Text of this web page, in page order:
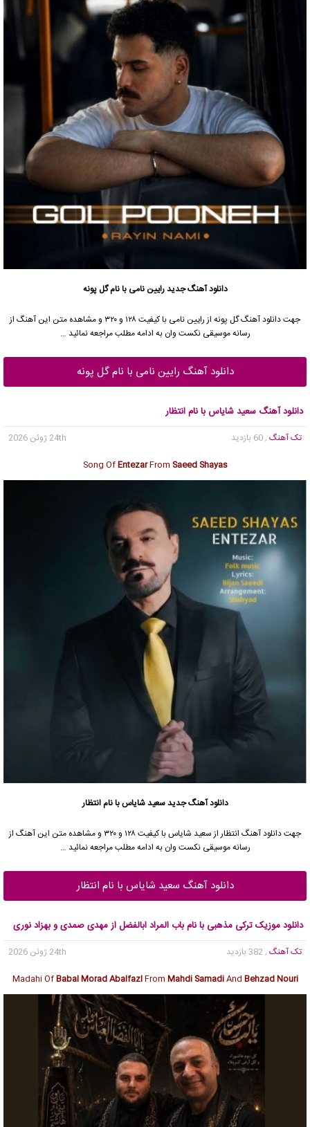
دانلود آهنگ جدیدرایین نامی با نام گل پونه
جهت دانلود آهنگ گل پونه از رایین نامی با کیفیت ۱۲۸ و ۳۲۰ و مشاهده متن این آهنگ از
رسانه موسیقی نکست وان به ادامه مطلب مراجعه نمائید …
دانلود آهنگ رایین نامی با نام گل پونه
دانلود آهنگ سعید شایاس با نام انتظار
تک آهنگ , 60 بازدید
24th ژوئن 2026
Song OfEntezarFrom Saeed Shayas
دانلود آهنگ جدیدسعید شایاس با نام انتظار
جهت دانلود آهنگ انتظار از سعید شایاس با کیفیت ۱۲۸ و ۳۲۰ و مشاهده متن این آهنگ از
رسانه موسیقی نکست وان به ادامه مطلب مراجعه نمائید …
دانلود آهنگ سعید شایاس با نام انتظار
دانلود موزیک ترکی مذهبی با نام باب المراد ابالفضل از مهدی صمدی و بهزاد نوری
تک آهنگ , 382 بازدید
24th ژوئن 2026
Madahi OfBabal Morad AbalfazlFrom Mahdi SamadiAnd Behzad Nouri